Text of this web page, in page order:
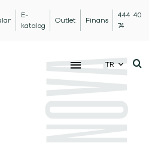
E-
katalog
Outlet Finans
444 40
74
TR
NOVA